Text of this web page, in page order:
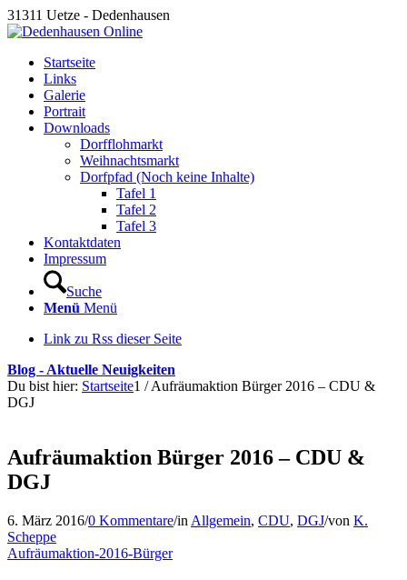
31311 Uetze - Dedenhausen
Startseite
Links
Galerie
Portrait
Downloads
Dorfflohmarkt
Weihnachtsmarkt
Dorfpfad (Noch keine Inhalte)
Tafel 1
Tafel 2
Tafel 3
Kontaktdaten
Impressum
Suche
Menü Menü
Link zu Rss dieser Seite
Blog - Aktuelle Neuigkeiten
Du bist hier: Startseite1 / Aufräumaktion Bürger 2016 – CDU &
DGJ
Aufräumaktion Bürger 2016 – CDU &
DGJ
6. März 2016/0 Kommentare/in Allgemein, CDU, DGJ/von K.
Scheppe
Aufräumaktion-2016-Bürger